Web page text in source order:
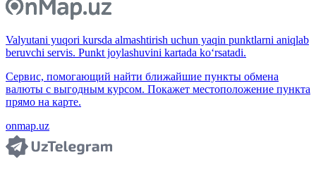
Valyutani yuqori kursda almashtirish uchun yaqin punktlarni aniqlab
beruvchi servis. Punkt joylashuvini kartada ko‘rsatadi.
Сервис, помогающий найти ближайшие пункты обмена
валюты с выгодным курсом. Покажет местоположение пункта
прямо на карте.
onmap.uz